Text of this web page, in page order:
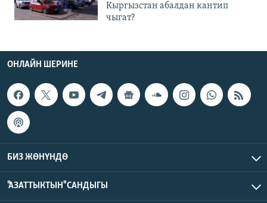
Кыргызстан абалдан кантип
чыгат?
ОНЛАЙН ШЕРИНЕ
БИЗ ЖӨНҮНДӨ
"АЗАТТЫКТЫН" САНДЫГЫ